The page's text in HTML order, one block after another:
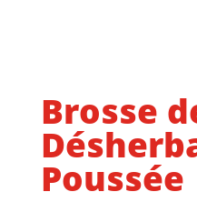
Brosse
Poussée